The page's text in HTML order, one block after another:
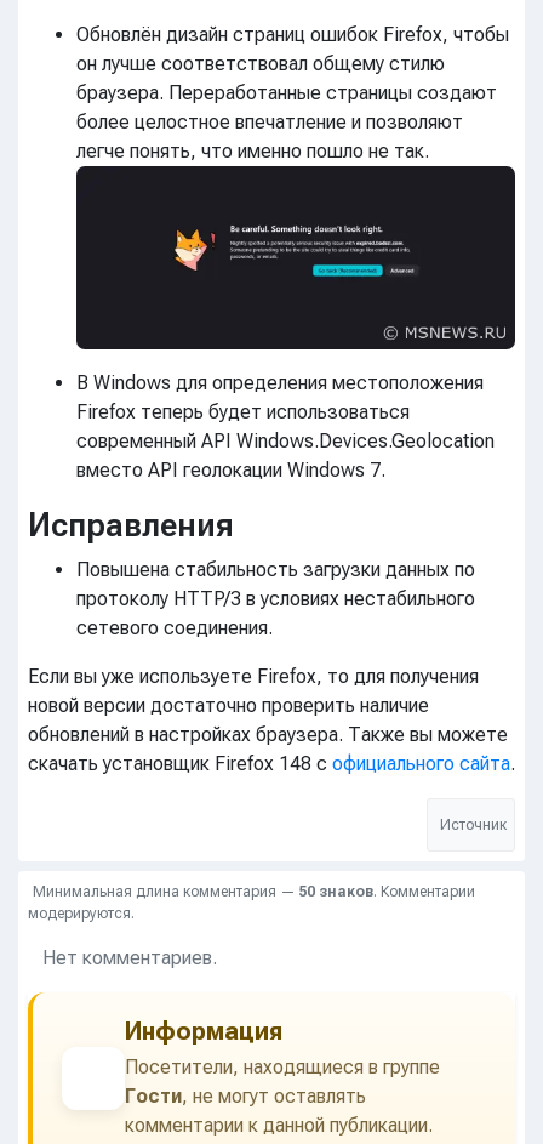
Обновлён дизайн страниц ошибок Firefox, чтобы
он лучше соответствовал общему стилю
браузера. Переработанные страницы создают
более целостное впечатление и позволяют
легче понять, что именно пошло не так.
В Windows для определения местоположения
Firefox теперь будет использоваться
современный API Windows.Devices.Geolocation
вместо API геолокации Windows 7.
Исправления
Повышена стабильность загрузки данных по
протоколу HTTP/3 в условиях нестабильного
сетевого соединения.
Если вы уже используете Firefox, то для получения
новой версии достаточно проверить наличие
обновлений в настройках браузера. Также вы можете
скачать установщик Firefox 148 с официального сайта.
Источник
Минимальная длина комментария — 50 знаков. Комментарии
модерируются.
Нет комментариев.
Информация
Посетители, находящиеся в группе
Гости, не могут оставлять
комментарии к данной публикации.